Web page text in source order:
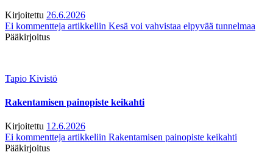
Kirjoitettu 26.6.2026
Ei kommentteja artikkeliin Kesä voi vahvistaa elpyvää tunnelmaa
Pääkirjoitus
Tapio Kivistö
Rakentamisen painopiste keikahti
Kirjoitettu 12.6.2026
Ei kommentteja artikkeliin Rakentamisen painopiste keikahti
Pääkirjoitus